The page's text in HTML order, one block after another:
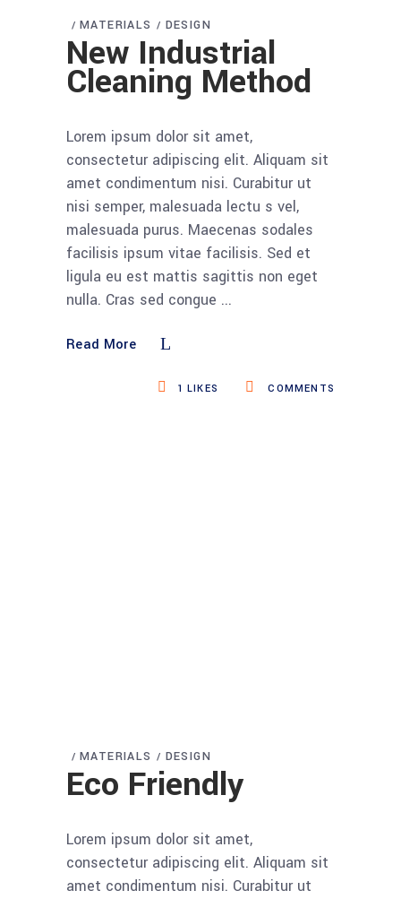
MATERIALS DESIGN
New Industrial
Cleaning Method
Lorem ipsum dolor sit amet,
consectetur adipiscing elit. Aliquam sit
amet condimentum nisi. Curabitur ut
nisi semper, malesuada lectu s vel,
malesuada purus. Maecenas sodales
facilisis ipsum vitae facilisis. Sed et
ligula eu est mattis sagittis non eget
nulla. Cras sed congue
Read More
COMMENTS
1 LIKES
MATERIALS DESIGN
Eco Friendly
Lorem ipsum dolor sit amet,
consectetur adipiscing elit. Aliquam sit
amet condimentum nisi. Curabitur ut